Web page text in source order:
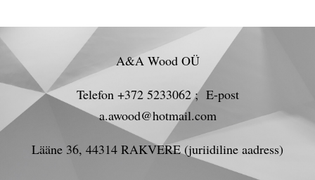
A&A Wood OÜ
Telefon +372 5233062 ; E-post
a.awood@hotmail.com
Lääne 36, 44314 RAKVERE (juriidiline aadress)